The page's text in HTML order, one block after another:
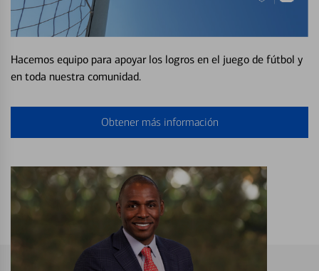
Hacemos equipo para apoyar los logros en el juego de fútbol y
en toda nuestra comunidad.
Obtener más información